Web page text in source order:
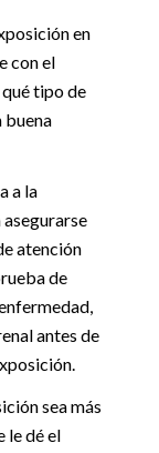
en
con el
tipo de
buena
a la
atención
de
antes de
sea más
le dé el